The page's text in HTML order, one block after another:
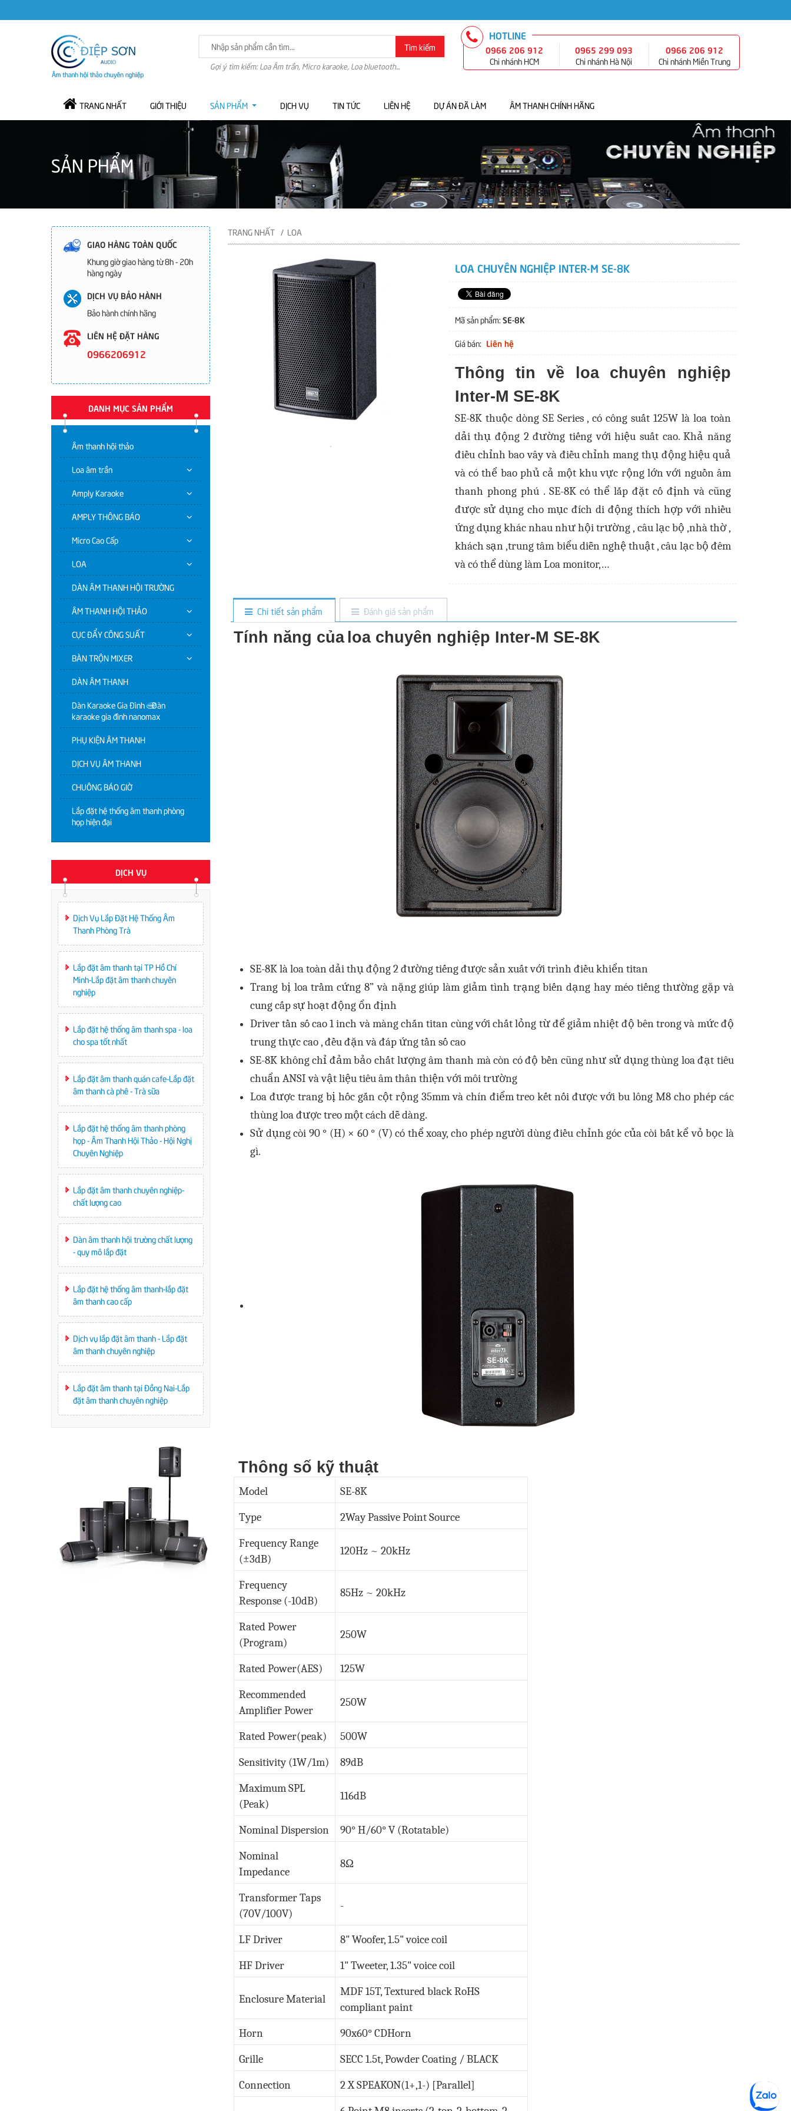
Tìm kiếm
Gợi ý tìm kiếm: Loa Âm trần, Micro karaoke, Loa bluetooth...
HOTLINE
0966 206 912
Chi nhánh HCM
0965 299 093
Chi nhánh Hà Nội
0966 206 912
Chi nhánh Miền Trung
TRANG NHẤT GIỚI THIỆU SẢN PHẨM DỊCH VỤ TIN TỨC LIÊN HỆ DỰ ÁN ĐÃ LÀM ÂM THANH CHÍNH HÃNG
SẢN PHẨM
TRANG NHẤT LOA
LOA CHUYÊN NGHIỆP INTER-M SE-8K
Mã sản phẩm: SE-8K
Giá bán: Liên hệ
Thông tin về loa chuyên nghiệp
Inter-M SE-8K
SE-8K thuộc dòng SE Series , có công suất 125W là loa toàn
dải thụ động 2 đường tiếng với hiệu suất cao. Khả năng
điều chỉnh bao vây và điều chỉnh mang thụ động hiệu quả
và có thể bao phủ cả một khu vực rộng lớn với nguồn âm
thanh phong phú . SE-8K có thể lắp đặt cố định và cũng
được sử dụng cho mục đích di động thích hợp với nhiều
ứng dụng khác nhau như hội trường , câu lạc bộ ,nhà thờ ,
khách sạn ,trung tâm biểu diễn nghệ thuật , câu lạc bộ đêm
và có thể dùng làm Loa monitor,…
Chi tiết sản phẩm Đánh giá sản phẩm
Tính năng của loa chuyên nghiệp Inter-M SE-8K
SE-8K là loa toàn dải thụ động 2 đường tiếngđược sản xuất với trình điều khiển titan
Trang bị loa trầm cứng 8” và nặng giúp làm giảm tình trạng biến dạng hay méo tiếng thường gặp và
cung cấp sự hoạt động ổn định
Driver tần số cao 1 inch và màng chắn titan cùng với chất lỏng từ để giảm nhiệt độ bên trong và mức độ
trung thực cao , đều đặn và đáp ứng tần số cao
SE-8K không chỉ đảm bảo chất lượng âm thanh mà còn có độ bền cũng như sử dụng thùng loa đạt tiêu
chuẩn ANSI và vật liệu tiêu âm thân thiện với môi trường
Loa được trang bị hốc gắn cột rộng 35mm và chín điểm treokết nối được với bu lông M8 cho phép các
thùng loa được treo một cách dễ dàng.
Sử dụng còi 90 ° (H) × 60 ° (V) có thể xoay, cho phép người dùng điều chỉnh góc của còi bất kể vỏ bọc là
gì.
Thông số kỹ thuật
Model
SE-8K
Type
2Way Passive Point Source
Frequency Range
(±3dB)
120Hz ~ 20kHz
Frequency
Response (-10dB)
85Hz ~ 20kHz
Rated Power
(Program)
250W
Rated Power(AES)
125W
Recommended
Amplifier Power
250W
Rated Power(peak)
500W
Sensitivity (1W/1m)
89dB
Maximum SPL
(Peak)
116dB
Nominal Dispersion
90° H/60° V (Rotatable)
Nominal
Impedance
8Ω
Transformer Taps
(70V/100V)
-
LF Driver
8" Woofer, 1.5" voice coil
HF Driver
1" Tweeter, 1.35" voice coil
Enclosure Material
MDF 15T, Textured black RoHS
compliant paint
Horn
90x60° CDHorn
Grille
SECC 1.5t, Powder Coating / BLACK
Connection
2 X SPEAKON(1+,1-) [Parallel]
GIAO HÀNG TOÀN QUỐC
Khung giờ giao hàng từ 8h - 20h
hàng ngày
DỊCH VỤ BẢO HÀNH
Bảo hành chính hãng
LIÊN HỆ ĐẶT HÀNG
0966206912
DANH MỤC SẢN PHẨM
Âm thanh hội thảo
Loa âm trần
Amply Karaoke
AMPLY THÔNG BÁO
Micro Cao Cấp
LOA
DÀN ÂM THANH HỘI TRƯỜNG
ÂM THANH HỘI THẢO
CỤC ĐẨY CÔNG SUẤT
BÀN TRỘN MIXER
DÀN ÂM THANH
Dàn Karaoke Gia Đình | Dàn
karaoke gia đình nanomax
PHỤ KIỆN ÂM THANH
DỊCH VỤ ÂM THANH
CHUÔNG BÁO GIỜ
Lắp đặt hệ thống âm thanh phòng
họp hiện đại
DỊCH VỤ
Dịch Vụ Lắp Đặt Hệ Thống Âm
Thanh Phòng Trà
Lắp đặt âm thanh tại TP Hồ Chí
Minh-Lắp đặt âm thanh chuyên
nghiệp
Lắp đặt hệ thống âm thanh spa - loa
cho spa tốt nhất
Lắp đặt âm thanh quán cafe-Lắp đặt
âm thanh cà phê - Trà sữa
Lắp đặt hệ thống âm thanh phòng
họp - Âm Thanh Hội Thảo - Hội Nghị
Chuyên Nghiệp
Lắp đặt âm thanh chuyên nghiệp-
chất lượng cao
Dàn âm thanh hội trường chất lượng
- quy mô lắp đặt
Lắp đặt hệ thống âm thanh-lắp đặt
âm thanh cao cấp
Dịch vụ lắp đặt âm thanh - Lắp đặt
âm thanh chuyên nghiệp
Lắp đặt âm thanh tại Đồng Nai-Lắp
đặt âm thanh chuyên nghiệp